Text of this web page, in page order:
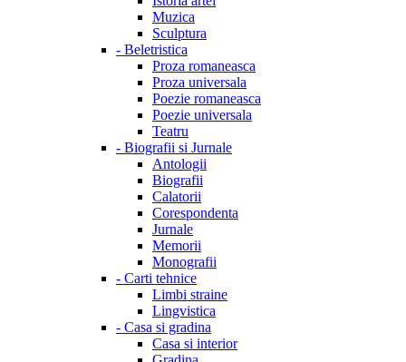
Muzica
Sculptura
- Beletristica
Proza romaneasca
Proza universala
Poezie romaneasca
Poezie universala
Teatru
- Biografii si Jurnale
Antologii
Biografii
Calatorii
Corespondenta
Jurnale
Memorii
Monografii
- Carti tehnice
Limbi straine
Lingvistica
- Casa si gradina
Casa si interior